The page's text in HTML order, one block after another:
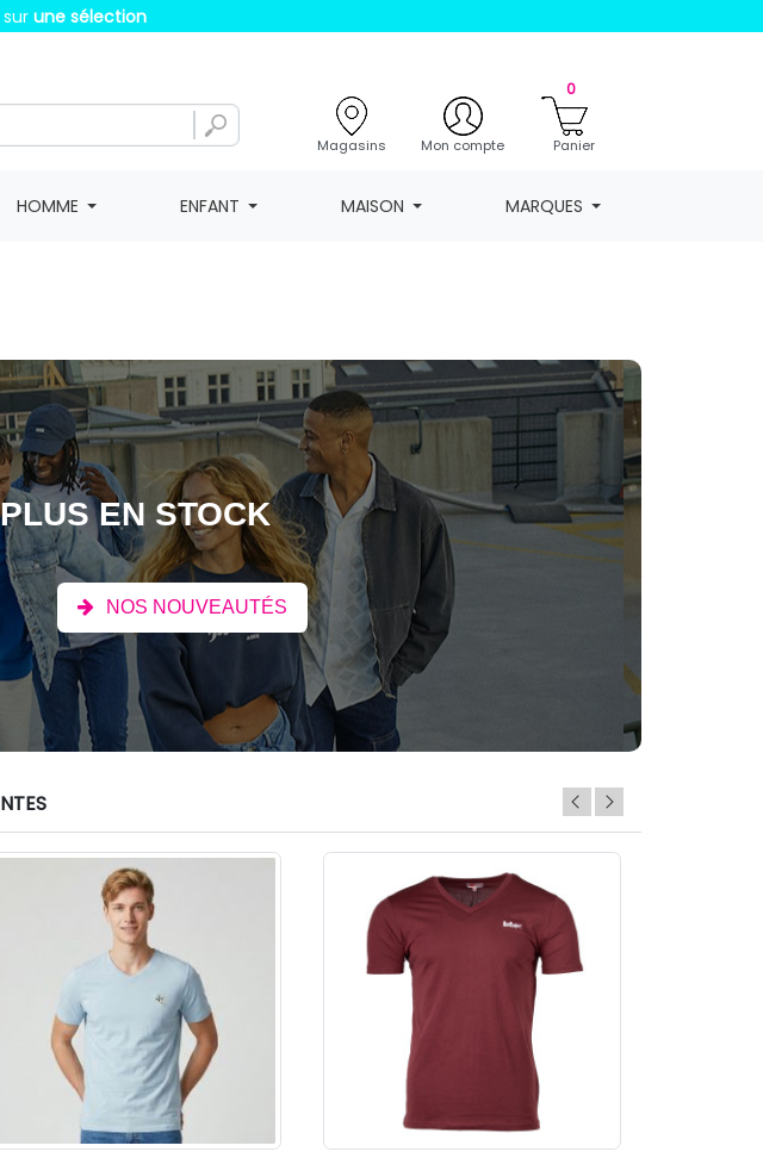
sur une sélection
Magasins Mon compte
0
Panier
HOMME ENFANT MAISON MARQUES
EN STOCK
NOS NOUVEAUTÉS